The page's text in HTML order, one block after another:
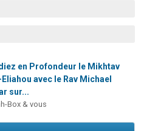
donner son Maasser
de faire un don pour 5 enfants déjà orphelins risquent de perdre leur maman
3 personnes viennent de nous rejoindre sur WhatsApp
en Profondeur le Mikhtav
Eliahou avec le Rav Michael
sur...
Box & vous